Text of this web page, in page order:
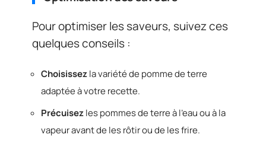
Pour optimiser les saveurs, suivez ces
quelques conseils :
Choisissezla variété de pomme de terre
adaptée à votre recette.
Précuisezles pommes de terre à l’eau ou à la
vapeur avant de les rôtir ou de les frire.